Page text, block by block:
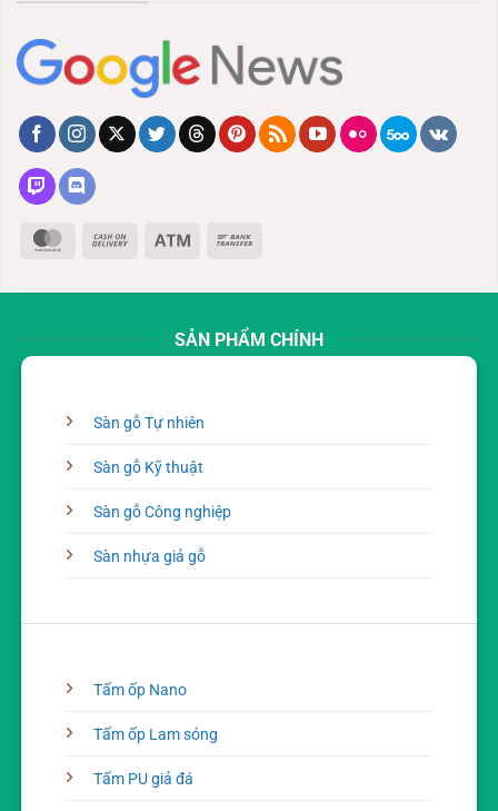
MasterCard
Cash
Delivery
Atm
SẢN PHẨM CHÍNH
Sàn gỗ Tự nhiên
Sàn gỗ Kỹ thuật
Sàn gỗ Công nghiệp
Sàn nhựa giả gỗ
Tấm ốp Nano
Tấm ốp Lam sóng
Tấm PU giả đá